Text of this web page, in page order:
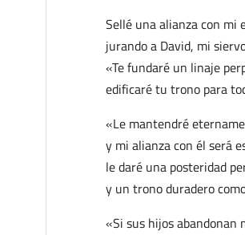
Sellé una alianza con mi
jurando a David, mi
«Te fundaré un linaje
edificaré tu trono para
«Le mantendré
y mi alianza con él será
le daré una posteridad
y un trono duradero
«Si sus hijos abandonan